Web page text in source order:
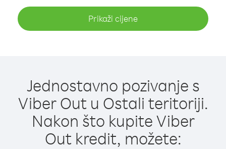
Prikaži cijene
Jednostavno pozivanje s
Viber Out u Ostali teritoriji.
Nakon što kupite Viber
Out kredit, možete: